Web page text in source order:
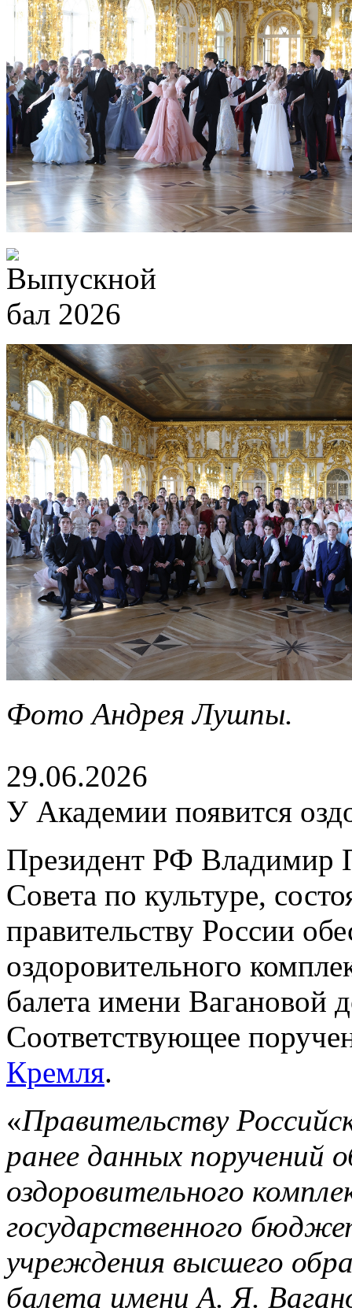
Фото Андрея Лушпы.
29.06.2026
У Академии появится
Президент РФ Владимир
Совета по культуре,
правительству России
оздоровительного
балета имени Вагановой
Соответствующее
Кремля.
«Правительству
ранее данных поручений
оздоровительного
государственного
учреждения высшего
балета имени А. Я.